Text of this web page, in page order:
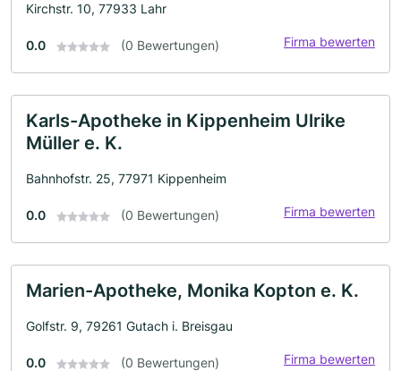
Kirchstr. 10, 77933 Lahr
0.0 (0 Bewertungen) Firma bewerten
Karls-Apotheke in Kippenheim Ulrike
Müller e. K.
Bahnhofstr. 25, 77971 Kippenheim
0.0 (0 Bewertungen) Firma bewerten
Marien-Apotheke, Monika Kopton e. K.
Golfstr. 9, 79261 Gutach i. Breisgau
0.0 (0 Bewertungen) Firma bewerten